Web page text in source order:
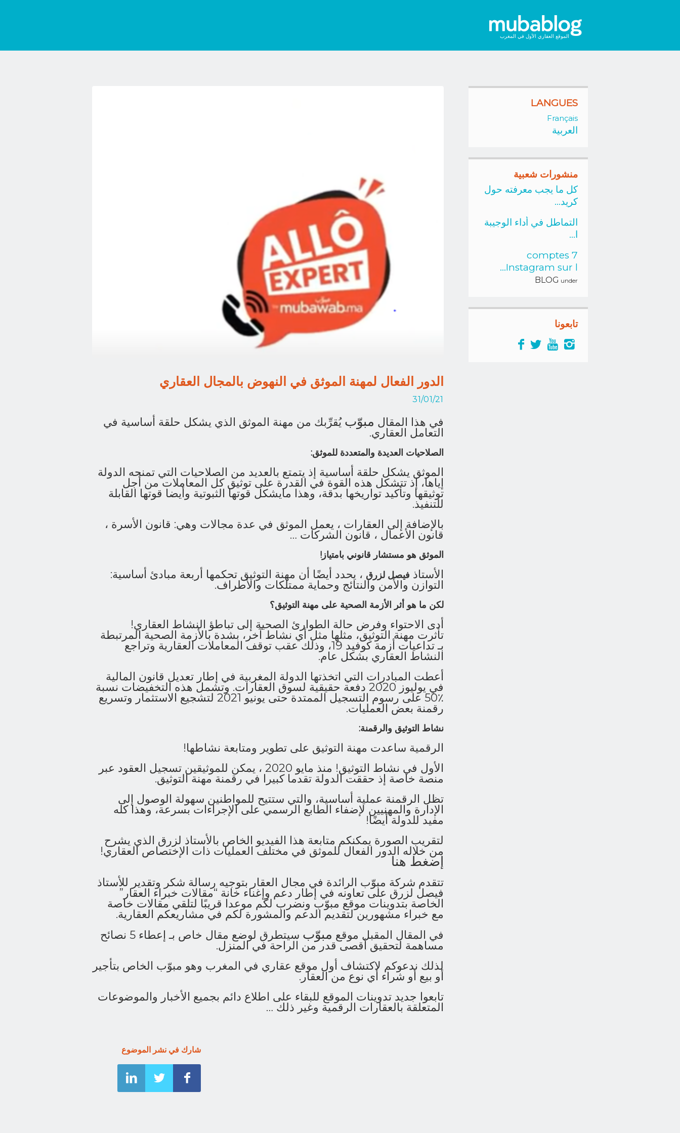
الموقع العقاري الأول في المغرب
الدور الفعال لمهنة الموثق في النهوض بالمجال العقاري
31/01/21
في هذا المقال مبوّب يُقرِّبك من مهنة الموثق الذي يشكل حلقة أساسية في
التعامل العقاري.
الصلاحيات العديدة والمتعددة للموثق:
الموثق يشكل حلقة أساسية إذ يتمتع بالعديد من الصلاحيات التي تمنحه الدولة
إياها، إذ تتشكل هذه القوة في القدرة على توثيق كل المعاملات من أجل
توثيقها وتأكيد تواريخها بدقة، وهذا مايشكل قوتها الثبوتية وأيضا قوتها القابلة
للتنفيذ.
بالإضافة إلى العقارات ، يعمل الموثق في عدة مجالات وهي: قانون الأسرة ،
قانون الأعمال ، قانون الشركات …
الموثق هو مستشار قانوني بامتياز!
الأستاذ فيصل لزرق ، يحدد أيضًا أن مهنة التوثيق تحكمها أربعة مبادئ أساسية:
التوازن والأمن والنتائج وحماية ممتلكات والأطراف.
لكن ما هو أثر الأزمة الصحية على مهنة التوثيق؟
أدى الاحتواء وفرض حالة الطوارئ الصحية إلى تباطؤ النشاط العقاري!
تأثرت مهنة التوثيق، مثلها مثل أي نشاط آخر، بشدة بالأزمة الصحية المرتبطة
بـ تداعيات أزمة كوفيد 19، وذلك عقب توقف المعاملات العقارية وتراجع
النشاط العقاري بشكل عام.
أعطت المبادرات التي اتخذتها الدولة المغربية في إطار تعديل قانون المالية
في يوليوز 2020 دفعة حقيقية لسوق العقارات. وتشمل هذه التخفيضات نسبة
٪50 على رسوم التسجيل الممتدة حتى يونيو 2021 لتشجيع الاستثمار وتسريع
رقمنة بعض العمليات.
نشاط التوثيق والرقمنة:
الرقمية ساعدت مهنة التوثيق على تطوير ومتابعة نشاطها!
الأول في نشاط التوثيق! منذ مايو 2020 ، يمكن للموثيقين تسجيل العقود عبر
منصة خاصة إذ حققت الدولة تقدما كبيرا في رقمنة مهنة التوثيق.
تظل الرقمنة عملية أساسية، والتي ستتيح للمواطنين سهولة الوصول إلى
الإدارة والمهنيين لإضفاء الطابع الرسمي على الإجراءات بسرعة، وهذا كله
مفيد للدولة أيضًا!
لتقريب الصورة يمكنكم متابعة هذا الفيديو الخاص بالأستاذ لزرق الذي يشرح
من خلاله الدور الفعال للموثق في مختلف العمليات ذات الإختصاص العقاري!
إضغط هنا
تتقدم شركة مبوّب الرائدة في مجال العقار بتوجيه رسالة شكر وتقدير للأستاذ
فيصل لزرق على تعاونه في إطار دعم وإغناء خانة “مقالات خبراء العقار”
الخاصة بتدوينات موقع مبوّب ونضرب لكم موعدا قريبًا لتلقي مقالات خاصة
مع خبراء مشهورين لتقديم الدعم والمشورة لكم في مشاريعكم العقارية.
في المقال المقبل موقع مبوّب
سيتطرق لوضع مقال خاص بـ إعطاء 5 نصائح
مساهمة لتحقيق أقصى قدر من الراحة في المنزل.
لذلك ندعوكم لاكتشاف أول موقع عقاري في المغرب وهو مبوّب الخاص بتأجير
أو بيع أو شراء أي نوع من العقار.
تابعوا جديد تدوينات الموقع للبقاء على اطلاع دائم بجميع الأخبار والموضوعات
المتعلقة بالعقارات الرقمية وغير ذلك …
شارك في نشر الموضوع
LANGUES
Français
العربية
منشورات شعبية
كل ما يجب معرفته حول
كريد...
التماطل في أداء الوجيبة
ا...
7 comptes
Instagram sur l...
under
BLOG
تابعونا